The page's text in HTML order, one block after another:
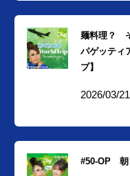
麺料理？
パゲッティ
プ】
2026/03/21
#50-OP 朝